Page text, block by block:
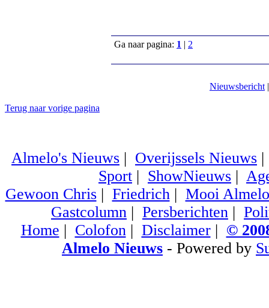
Ga naar pagina: 1 | 2
Nieuwsbericht
Terug naar vorige pagina
Almelo's Nieuws | Overijssels Nieuws
Sport | ShowNieuws |
Gewoon Chris| Friedrich| Mooi Almelo
Gastcolumn | Persberichten |
Home | Colofon| Disclaimer| ©
Almelo Nieuws - Powered by